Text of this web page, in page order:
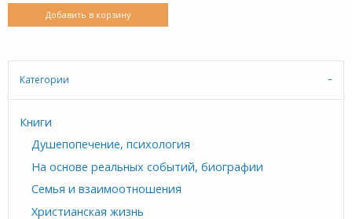
Добавить в корзину
Категории
Книги
Душепопечение, психология
На основе реальных событий, биографии
Семья и взаимоотношения
Христианская жизнь